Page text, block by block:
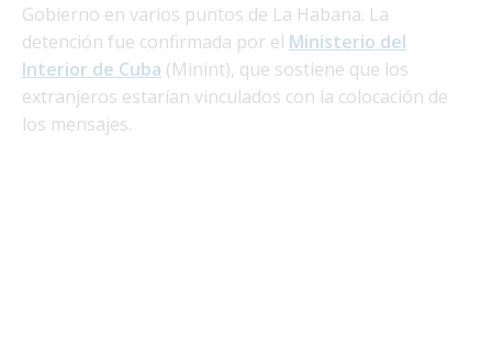
Gobierno en varios puntos de La Habana. La
detención fue confirmada por el Ministerio del
Interior de Cuba (Minint), que sostiene que los
extranjeros estarían vinculados con la colocación de
los mensajes.